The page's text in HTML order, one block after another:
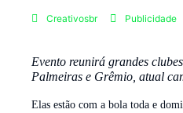
Creativosbr Publicidade
Evento reunirá grandes
Palmeiras e Grêmio, atual
Elas estão com a bola toda e